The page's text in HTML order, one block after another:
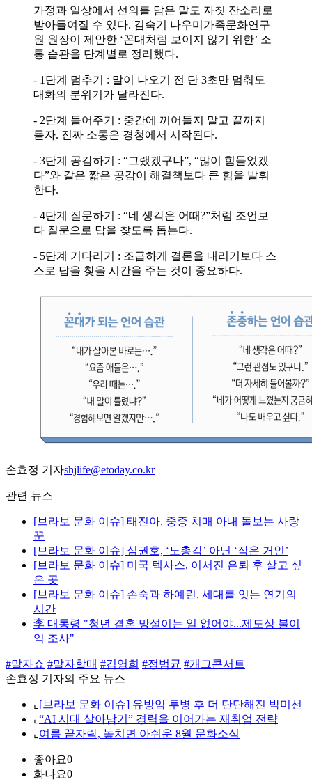
가정과 일상에서 선의를 담은 말도 자칫 잔소리로
받아들여질 수 있다. 김숙기 나우미가족문화연구
원 원장이 제안한 ‘꼰대처럼 보이지 않기 위한’ 소
통 습관을 단계별로 정리했다.
- 1단계 멈추기 : 말이 나오기 전 단 3초만 멈춰도
대화의 분위기가 달라진다.
- 2단계 들어주기 : 중간에 끼어들지 말고 끝까지
듣자. 진짜 소통은 경청에서 시작된다.
- 3단계 공감하기 : “그랬겠구나”, “많이 힘들었겠
다”와 같은 짧은 공감이 해결책보다 큰 힘을 발휘
한다.
- 4단계 질문하기 : “네 생각은 어때?”처럼 조언보
다 질문으로 답을 찾도록 돕는다.
- 5단계 기다리기 : 조급하게 결론을 내리기보다 스
스로 답을 찾을 시간을 주는 것이 중요하다.
손효정 기자shjlife@etoday.co.kr
관련 뉴스
[브라보 문화 이슈] 태진아, 중증 치매 아내 돌보는 사랑
꾼
[브라보 문화 이슈] 심권호, ‘노총각’ 아닌 ‘작은 거인’
[브라보 문화 이슈] 미국 텍사스, 이서진 은퇴 후 살고 싶
은 곳
[브라보 문화 이슈] 손숙과 하예린, 세대를 잇는 연기의
시간
李 대통령 "청년 결혼 망설이는 일 없어야...제도상 불이
익 조사"
#말자쇼 #말자할매 #김영희 #정범균 #개그콘서트
손효정 기자의 주요 뉴스
⌞ [브라보 문화 이슈] 유방암 투병 후 더 단단해진 박미선
⌞ “AI 시대 살아남기” 경력을 이어가는 재취업 전략
⌞ 여름 끝자락, 놓치면 아쉬운 8월 문화소식
좋아요0
화나요0